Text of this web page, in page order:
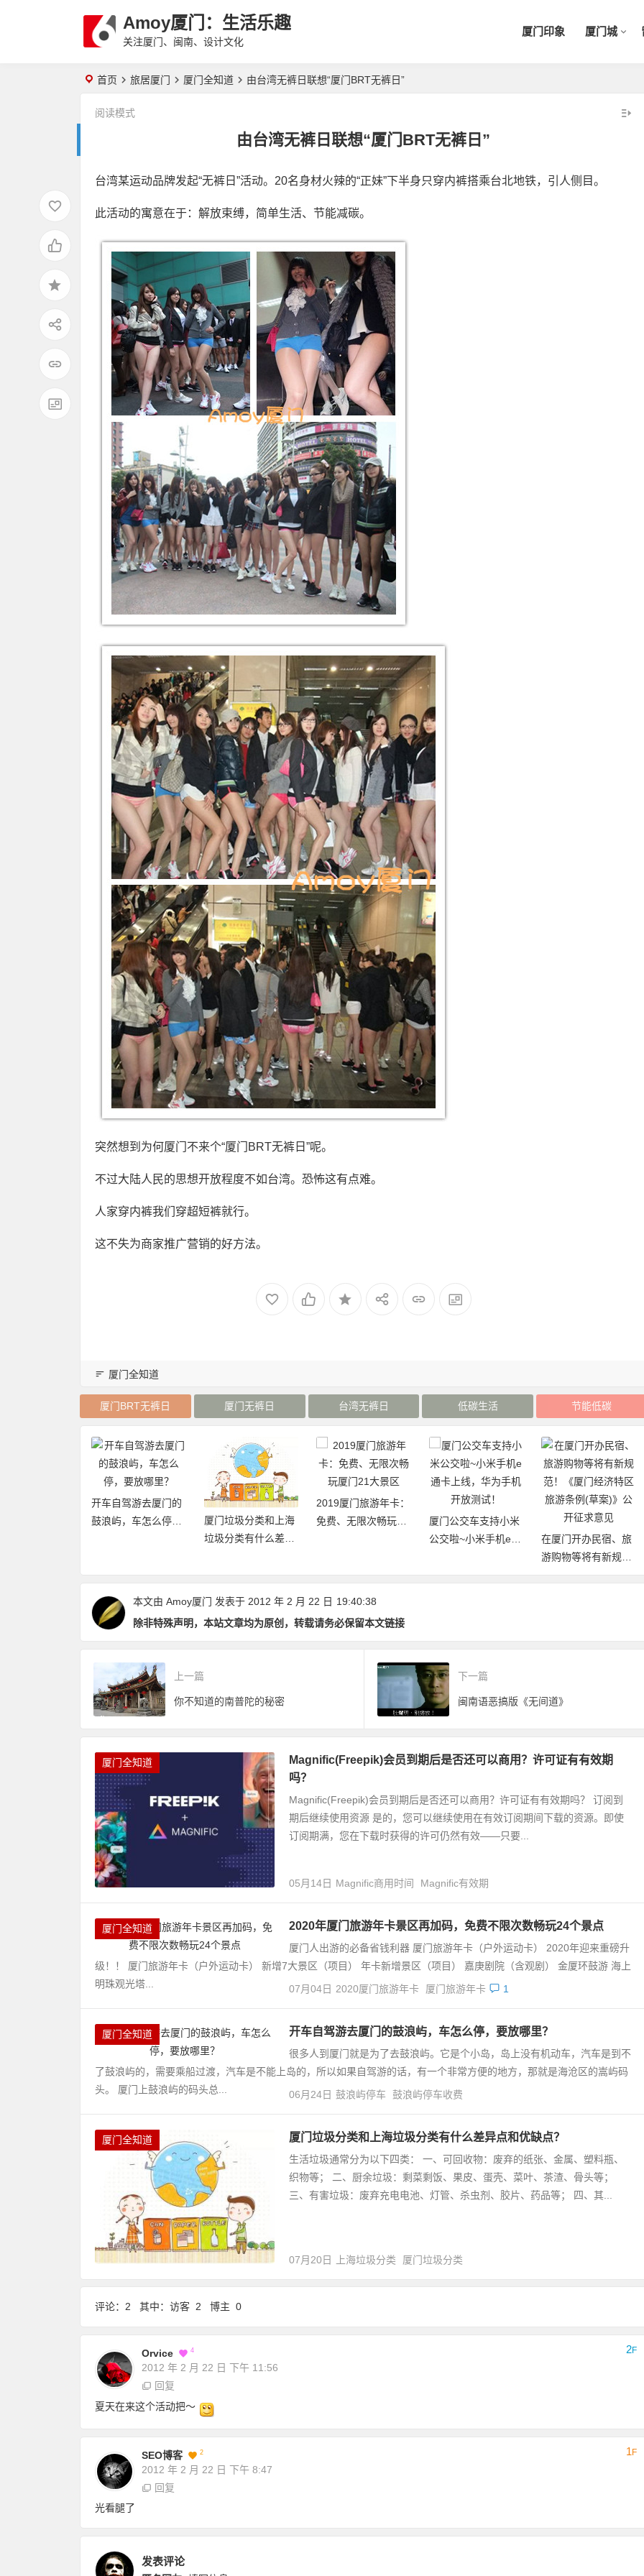
Amoy厦门：生活乐趣
关注厦门、闽南、设计文化
厦门印象 厦门城
首页 旅居厦门 厦门全知道 由台湾无裤日联想“厦门BRT无裤日”
由台湾无裤日联想“厦门BRT无裤日”
阅读模式
台湾某运动品牌发起“无裤日”活动。20名身材火辣的“正妹”下半身只穿内裤搭乘台北地铁，引人侧目。
此活动的寓意在于：解放束缚，简单生活、节能减碳。
突然想到为何厦门不来个“厦门BRT无裤日”呢。
不过大陆人民的思想开放程度不如台湾。恐怖这有点难。
人家穿内裤我们穿超短裤就行。
这不失为商家推广营销的好方法。
厦门全知道
厦门BRT无裤日 厦门无裤日 台湾无裤日 低碳生活 节能低碳
开车自驾游去厦门的
鼓浪屿，车怎么停，
厦门垃圾分类和上海
垃圾分类有什么差异
2019厦门旅游年卡：
免费、无限次畅玩厦
厦门公交车支持小米
公交啦~小米手机e通
放测试！
在厦门开办民宿、旅
游购物等将有新规
范！《厦门经济特区
本文由 Amoy厦门 发表于 2012 年 2 月 22 日 19:40:38
除非特殊声明，本站文章均为原创，转载请务必保留本文链接
上一篇
你不知道的南普陀的秘密
下一篇
闽南语恶搞版《无间道》
厦门全知道
Magnific(Freepik)会员到期后是否还可以商用？许可证有有效期
吗？
Magnific(Freepik)会员到期后是否还可以商用？许可证有有效期吗？ 订阅到
期后继续使用资源 是的，您可以继续使用在有效订阅期间下载的资源。即使
订阅期满，您在下载时获得的许可仍然有效——只要...
05月14日 Magnific商用时间 Magnific有效期
厦门全知道 2020年厦门旅游年卡景区再加码，免费不限次数畅玩24个景点
厦门人出游的必备省钱利器 厦门旅游年卡（户外运动卡） 2020年迎来重磅升
级！！ 厦门旅游年卡（户外运动卡） 新增7大景区（项目） 年卡新增景区（项目） 嘉庚剧院（含观剧） 金厦环鼓游 海上
明珠观光塔...
07月04日 2020厦门旅游年卡 厦门旅游年卡 1
厦门全知道 开车自驾游去厦门的鼓浪屿，车怎么停，要放哪里？
很多人到厦门就是为了去鼓浪屿。它是个小岛，岛上没有机动车，汽车是到不
了鼓浪屿的，需要乘船过渡，汽车是不能上岛的，所以如果自驾游的话，有一个非常方便的地方，那就是海沧区的嵩屿码
头。 厦门上鼓浪屿的码头总...
06月24日 鼓浪屿停车 鼓浪屿停车收费
厦门全知道 厦门垃圾分类和上海垃圾分类有什么差异点和优缺点？
生活垃圾通常分为以下四类： 一、可回收物：废弃的纸张、金属、塑料瓶、
织物等； 二、厨余垃圾：剩菜剩饭、果皮、蛋壳、菜叶、茶渣、骨头等；
三、有害垃圾：废弃充电电池、灯管、杀虫剂、胶片、药品等； 四、其...
07月20日 上海垃圾分类 厦门垃圾分类
评论：2 其中：访客 2 博主 0
Orvice 4
2012 年 2 月 22 日 下午 11:56
2F
回复
夏天在来这个活动把～
SEO博客 2
2012 年 2 月 22 日 下午 8:47
1F
回复
光看腿了
发表评论